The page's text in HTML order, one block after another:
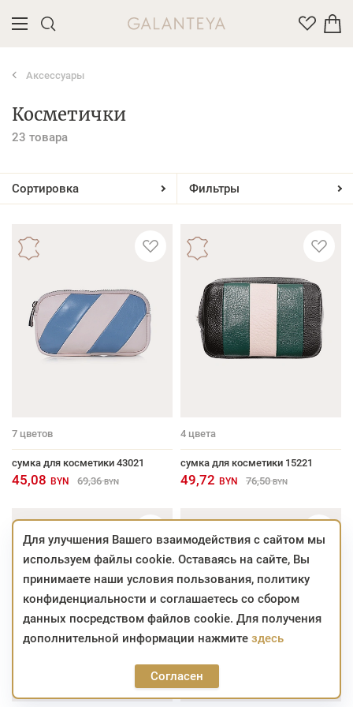
Введите название или артикул товара
Аксессуары
Косметички
23 товара
Сортировка Фильтры
7 цветов
сумка для косметики 43021
45,08 BYN 69,36 BYN
4 цвета
сумка для косметики 15221
49,72 BYN 76,50 BYN
Для улучшения Вашего взаимодействия с сайтом мы
используем файлы cookie. Оставаясь на сайте, Вы
принимаете наши условия пользования, политику
конфиденциальности и соглашаетесь со сбором
данных посредством файлов cookie. Для получения
дополнительной информации нажмите здесь
Согласен